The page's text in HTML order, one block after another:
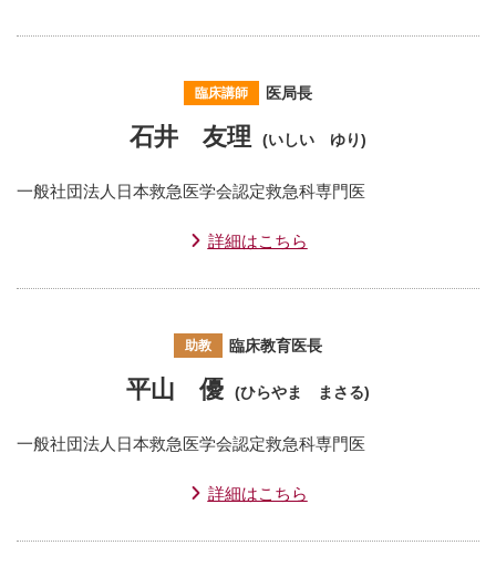
臨床講師 医局長
石井 友理 (いしい ゆり)
一般社団法人日本救急医学会認定救急科専門医
詳細はこちら
助教 臨床教育医長
平山 優 (ひらやま まさる)
一般社団法人日本救急医学会認定救急科専門医
詳細はこちら